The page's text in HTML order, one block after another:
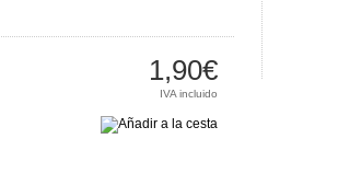
1,90€
IVA incluido